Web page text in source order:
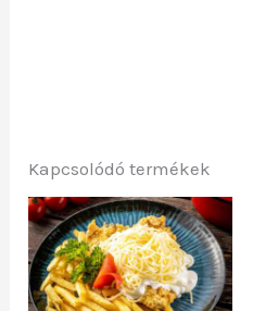
Kapcsolódó termékek